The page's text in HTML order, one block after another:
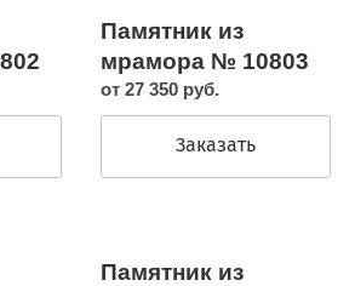
Памятник из
мрамора № 10803
от 27 350 руб.
Заказать
Памятник из